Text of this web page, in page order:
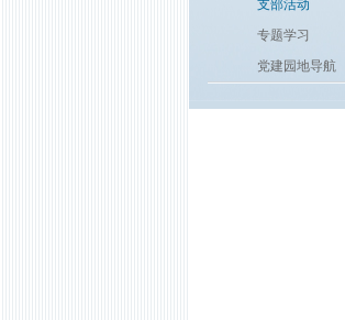
支部活动
专题学习
党建园地导航